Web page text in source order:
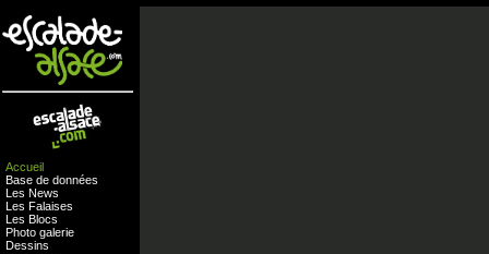
Accueil
Base de données
Les News
Les Falaises
Les Blocs
Photo galerie
Dessins